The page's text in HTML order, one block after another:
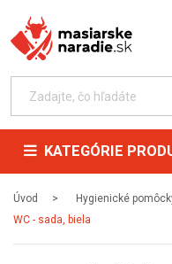
KATEGÓRIE
Úvod Hygienické
WC - sada, biela